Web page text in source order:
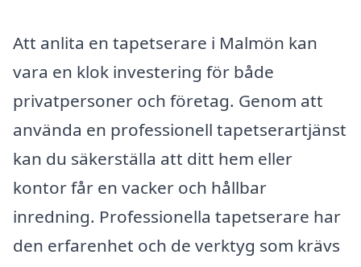
Att anlita en tapetserare i Malmön kan
vara en klok investering för både
privatpersoner och företag. Genom att
använda en professionell tapetserartjänst
kan du säkerställa att ditt hem eller
kontor får en vacker och hållbar
inredning. Professionella tapetserare har
den erfarenhet och de verktyg som krävs